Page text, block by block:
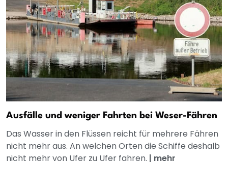
Ausfälle und weniger Fahrten bei Weser-Fähren
Das Wasser in den Flüssen reicht für mehrere Fähren
nicht mehr aus. An welchen Orten die Schiffe deshalb
nicht mehr von Ufer zu Ufer fahren. | mehr